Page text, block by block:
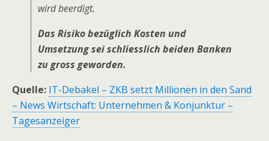
wird beerdigt.
Das Risiko bezüglich Kosten und
Umsetzung sei schliesslich beiden Banken
zu gross geworden.
Quelle: IT-Debakel – ZKB setzt Millionen in den Sand
– News Wirtschaft: Unternehmen & Konjunktur –
Tagesanzeiger